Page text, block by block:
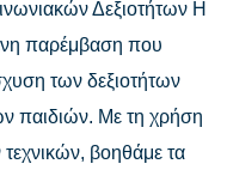
Δεξιοτήτων Η
παρέμβαση που
των δεξιοτήτων
παιδιών. Με τη χρήση
βοηθάμε τα